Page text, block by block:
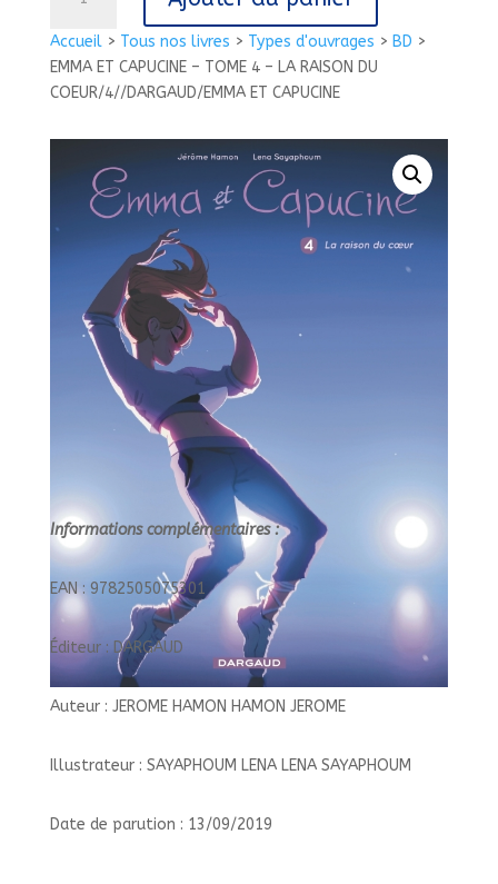
Accueil> Tous nos livres > Types d'ouvrages > BD >
EMMA ET CAPUCINE – TOME 4 – LA RAISON DU
COEUR/4//DARGAUD/EMMA ET CAPUCINE
EMMA
ET
CAPUCINE
RAISON
COEUR/4//DARGAUD/EMMA
CAPUCINE
Informations complémentaires :
EAN : 9782505075301
Éditeur : DARGAUD
Auteur : JEROME HAMON HAMON JEROME
Illustrateur : SAYAPHOUM LENA LENA SAYAPHOUM
Date de parution : 13/09/2019